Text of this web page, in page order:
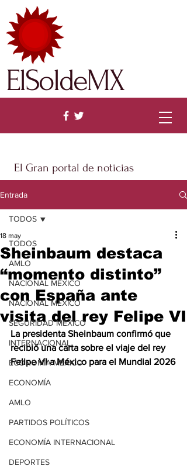
El Gran portal de noticias
ElSoldeMX
Entrada
TODOS
AMLO
NACIONAL MÉXICO
NACIONAL MÉXICO
SEGURIDAD MÉXICO
INTERNACIONAL
ECONOMÍA MÉXICO
ECONOMÍA
AMLO
PARTIDOS POLÍTICOS
ECONOMÍA INTERNACIONAL
DEPORTES
TODOS
Sheinbaum destaca
“momento distinto”
con España ante
visita del rey Felipe VI
18 may
La presidenta Sheinbaum confirmó que
recibió una carta sobre el viaje del rey
Felipe VI a México para el Mundial 2026